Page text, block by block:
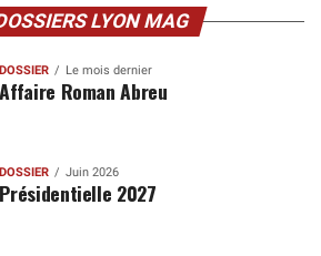
LYON MAG
DOSSIER Le mois dernier
Affaire Roman Abreu
DOSSIER Juin 2026
Présidentielle 2027